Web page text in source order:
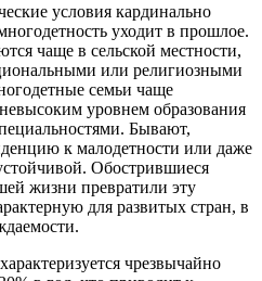
условия карди­нально
ухо­дит в прошлое.
чаще в сельской местности,
или религиозными
семьи чаще
уровнем образования
Бывают,
к малодетности или даже
Обострившиеся
жизни превратили эту
для развитых стран, в
чрез­вычайно